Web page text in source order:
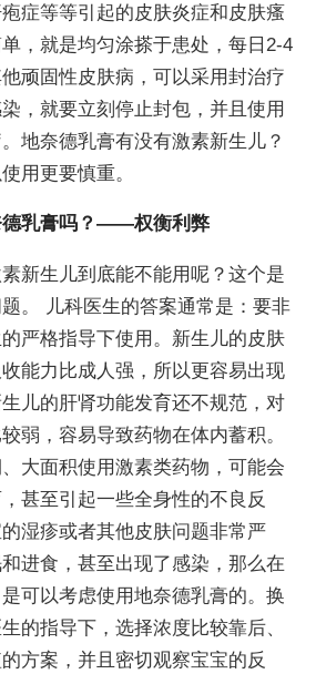
症等等引起的皮肤炎症和皮肤瘙
，就是均匀涂搽于患处，每日2-4
顽固性皮肤病，可以采用封治疗
，就要立刻停止封包，并且使用
地奈德乳膏有没有激素新生儿？
用更要慎重。
德乳膏吗？——权衡利弊
新生儿到底能不能用呢？这个是
。 儿科医生的答案通常是：要非
严格指导下使用。新生儿的皮肤
能力比成人强，所以更容易出现
儿的肝肾功能发育还不规范，对
弱，容易导致药物在体内蓄积。
大面积使用激素类药物，可能会
甚至引起一些全身性的不良反
湿疹或者其他皮肤问题非常严
进食，甚至出现了感染，那么在
可以考虑使用地奈德乳膏的。换
的指导下，选择浓度比较靠后、
方案，并且密切观察宝宝的反